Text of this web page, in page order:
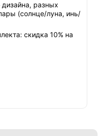
разных
(солнце/луна, инь/
скидка 10% на